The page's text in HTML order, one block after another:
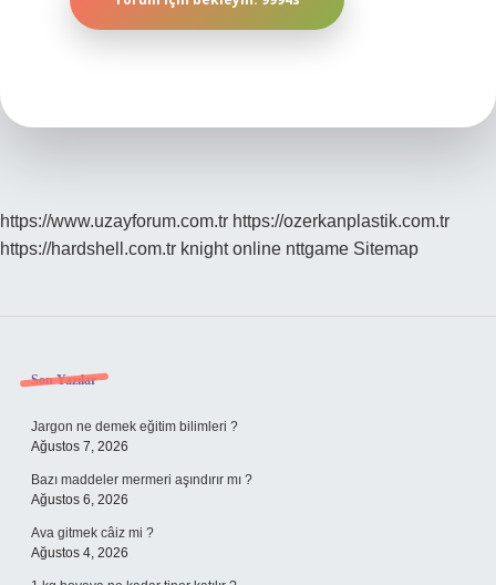
https://www.uzayforum.com.tr https://ozerkanplastik.com.tr
https://hardshell.com.tr knight online nttgame Sitemap
Sidebar
Son Yazılar
Jargon ne demek eğitim bilimleri ?
Ağustos 7, 2026
Bazı maddeler mermeri aşındırır mı ?
Ağustos 6, 2026
Ava gitmek câiz mi ?
Ağustos 4, 2026